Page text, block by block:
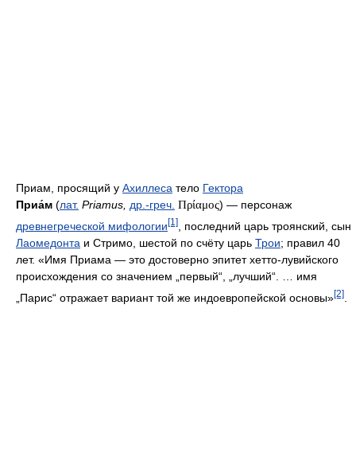
Приам, просящий у Ахиллеса тело Гектора
Приа́м (лат. Priamus, др.-греч. Πρίαμος) — персонаж
древнегреческой мифологии[1]
, последний царь троянский, сын
Лаомедонта и Стримо, шестой по счёту царь Трои; правил 40
лет. «Имя Приама — это достоверно эпитет хетто-лувийского
происхождения со значением „первый“, „лучший“. … имя
„Парис“ отражает вариант той же индоевропейской основы»[2]